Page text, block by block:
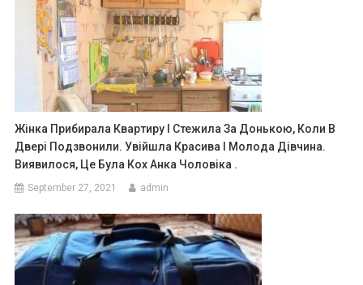
Жінка Прибирала Квартиру І Стежила За Донькою, Коли В
Двері Подзвонили. Увійшла Красива І Молода Дівчина.
Виявилося, Це Була Кох Анка Чоловіка .
September 27, 2021 admin